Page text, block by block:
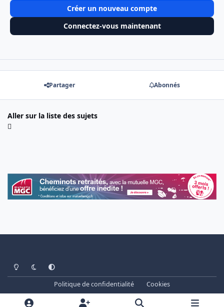
Créer un nouveau compte
Connectez-vous maintenant
Partager Abonnés
Aller sur la liste des sujets
Light ModeDark ModeSystem Preference
Politique de confidentialité
Cookies
www.cheminots.net - Forum Libre depuis 2003